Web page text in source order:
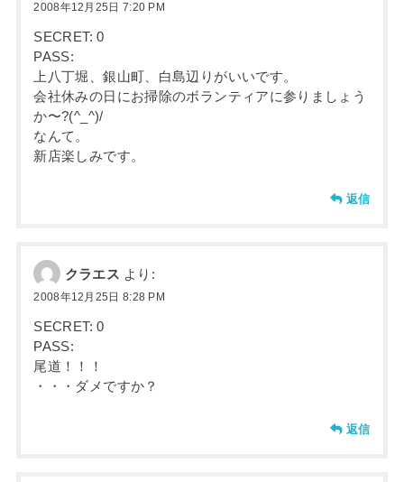
2008年12月25日 7:20 PM
SECRET: 0
PASS:
上八丁堀、銀山町、白島辺りがいいです。
会社休みの日にお掃除のボランティアに参りましょう
か〜?(^_^)/
なんて。
新店楽しみです。
返信
クラエス より:
2008年12月25日 8:28 PM
SECRET: 0
PASS:
尾道！！！
・・・ダメですか？
返信